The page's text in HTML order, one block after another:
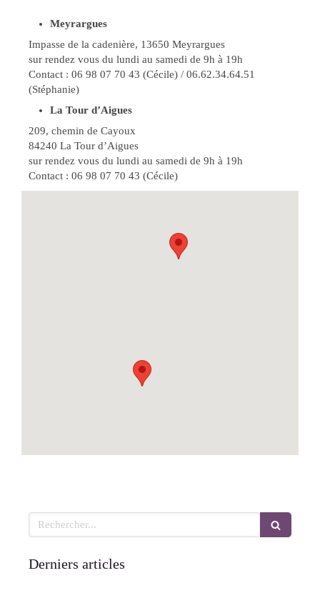
Meyrargues
Impasse de la cadenière, 13650 Meyrargues
sur rendez vous du lundi au samedi de 9h à 19h
Contact : 06 98 07 70 43 (Cécile) / 06.62.34.64.51
(Stéphanie)
La Tour d’Aigues
209, chemin de Cayoux
84240 La Tour d’Aigues
sur rendez vous du lundi au samedi de 9h à 19h
Contact : 06 98 07 70 43 (Cécile)
Rechercher
Derniers articles